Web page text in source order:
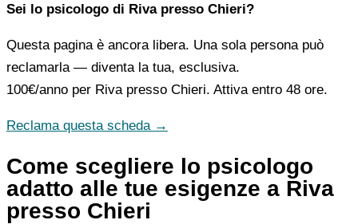
Sei lo psicologo di Riva presso Chieri?
Questa pagina è ancora libera. Una sola persona può
reclamarla — diventa la tua, esclusiva.
100€/anno per Riva presso Chieri. Attiva entro 48 ore.
Reclama questa scheda →
Come scegliere lo psicologo
adatto alle tue esigenze a Riva
presso Chieri